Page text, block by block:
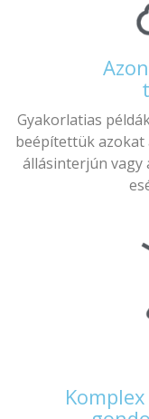
Gyakorlatias
beépítettük azokat
állásinterjún vagy